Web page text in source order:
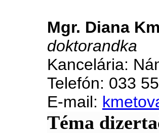
Mgr. Diana
doktorandka
Kancelária:
Telefón: 033
E-mail:
Téma